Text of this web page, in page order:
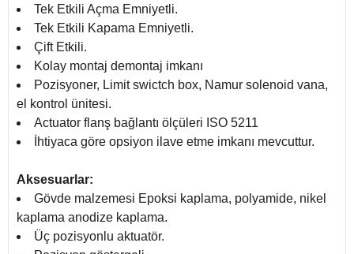
Tek Etkili Açma Emniyetli.
Tek Etkili Kapama Emniyetli.
Çift Etkili.
Kolay montaj demontaj imkanı
Pozisyoner, Limit swictch box, Namur solenoid vana,
el kontrol ünitesi.
Actuator flanş bağlantı ölçüleri ISO 5211
İhtiyaca göre opsiyon ilave etme imkanı mevcuttur.
Aksesuarlar:
Gövde malzemesi Epoksi kaplama, polyamide, nikel
kaplama anodize kaplama.
Üç pozisyonlu aktuatör.